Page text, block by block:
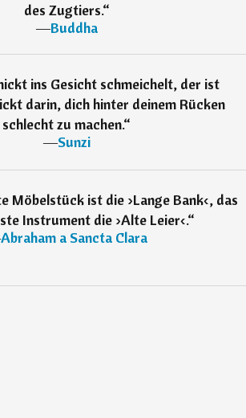
des Zugtiers.“
―Buddha
ins Gesicht schmeichelt, der ist
darin, dich hinter deinem Rücken
schlecht zu machen.“
―Sunzi
Möbelstück ist die ›Lange Bank‹, das
Instrument die ›Alte Leier‹.“
Abraham a Sancta Clara